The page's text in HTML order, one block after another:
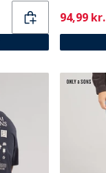
Current
94,99 kr.